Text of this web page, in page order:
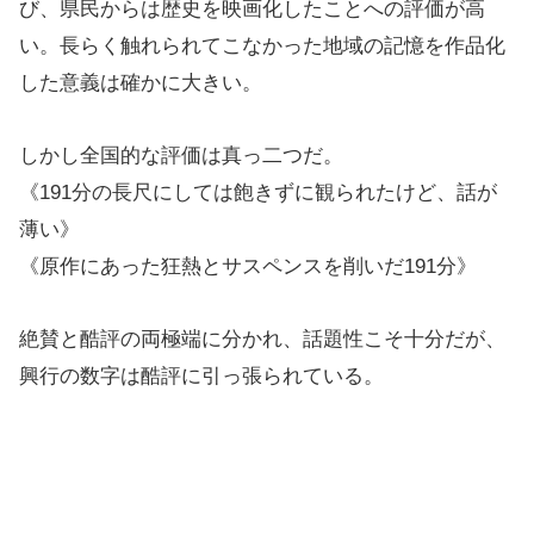
び、県民からは歴史を映画化したことへの評価が高
い。長らく触れられてこなかった地域の記憶を作品化
した意義は確かに大きい。
しかし全国的な評価は真っ二つだ。
《191分の長尺にしては飽きずに観られたけど、話が
薄い》
《原作にあった狂熱とサスペンスを削いだ191分》
絶賛と酷評の両極端に分かれ、話題性こそ十分だが、
興行の数字は酷評に引っ張られている。